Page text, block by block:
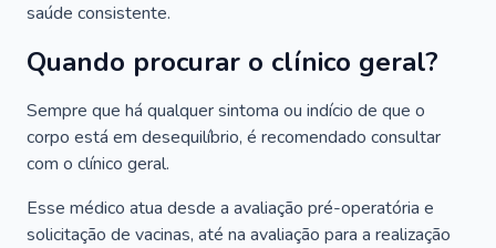
saúde consistente.
Quando procurar o clínico geral?
Sempre que há qualquer sintoma ou indício de que o
corpo está em desequilíbrio, é recomendado consultar
com o clínico geral.
Esse médico atua desde a avaliação pré-operatória e
solicitação de vacinas, até na avaliação para a realização